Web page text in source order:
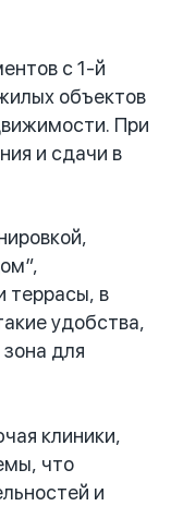
с 1-й
объектов
При
и сдачи в
террасы, в
удобства,
для
клиники,
что
и